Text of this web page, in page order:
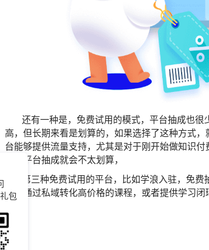
还有一种是，免费试用的模式，平台抽成也很
高，但长期来看是划算的，如果选择了这种方式
台能够提供流量支持，尤其是对于刚开始做知识
再被平台抽成就会不太划算，
第三种免费试用的平台，比如学浪入驻，免费
用，通过私域转化高价格的课程，或者提供学习
包